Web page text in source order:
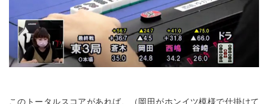
このトータルスコアがあれば、（岡田がホンイツ模様で仕掛けて